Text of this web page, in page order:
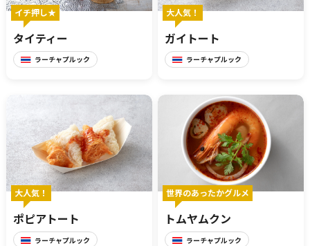
リトルワールドとは
館内マップ
イベント･お知らせ
お問い合わせ
報道関係者･撮影希望者の方へ
イチ押し★
タイティー
ラーチャプルック
大人気！
ガイトート
ラーチャプルック
大人気！
ポピアトート
ラーチャプルック
世界のあったかグルメ
トムヤムクン
ラーチャプルック